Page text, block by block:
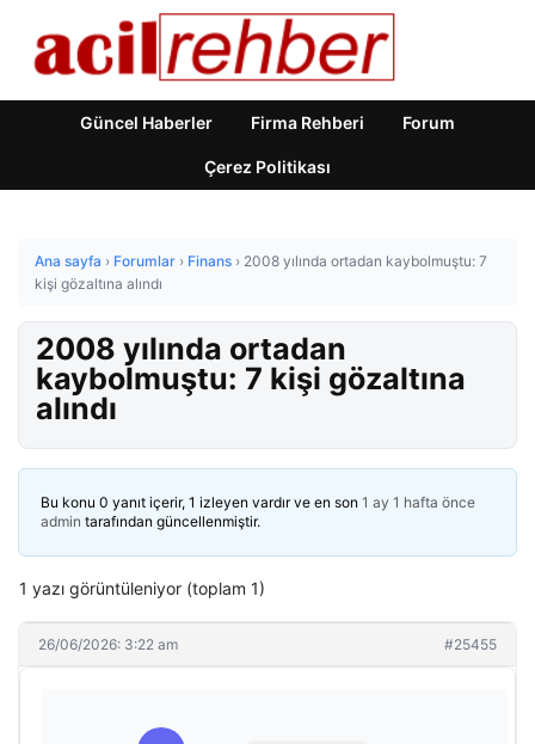
Güncel Haberler Firma Rehberi Forum
Çerez Politikası
Ana sayfa › Forumlar › Finans › 2008 yılında ortadan kaybolmuştu: 7
kişi gözaltına alındı
2008 yılında ortadan
kaybolmuştu: 7 kişi gözaltına
alındı
Bu konu 0 yanıt içerir, 1 izleyen vardır ve en son 1 ay 1 hafta önce
admin tarafından güncellenmiştir.
1 yazı görüntüleniyor (toplam 1)
26/06/2026: 3:22 am #25455